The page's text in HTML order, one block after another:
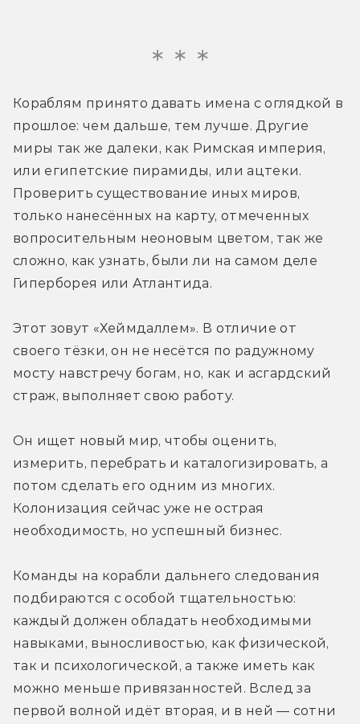
Кораблям принято давать имена с оглядкой в
прошлое: чем дальше, тем лучше. Другие
миры так же далеки, как Римская империя,
или египетские пирамиды, или ацтеки.
Проверить существование иных миров,
только нанесённых на карту, отмеченных
вопросительным неоновым цветом, так же
сложно, как узнать, были ли на самом деле
Гиперборея или Атлантида.
Этот зовут «Хеймдаллем». В отличие от
своего тёзки, он не несётся по радужному
мосту навстречу богам, но, как и асгардский
страж, выполняет свою работу.
Он ищет новый мир, чтобы оценить,
измерить, перебрать и каталогизировать, а
потом сделать его одним из многих.
Колонизация сейчас уже не острая
необходимость, но успешный бизнес.
Команды на корабли дальнего следования
подбираются с особой тщательностью:
каждый должен обладать необходимыми
навыками, выносливостью, как физической,
так и психологической, а также иметь как
можно меньше привязанностей. Вслед за
первой волной идёт вторая, и в ней — сотни